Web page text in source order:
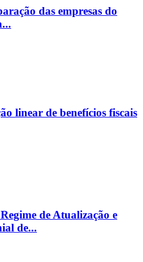
das empresas do
linear de benefícios fiscais
de Atualização e
de...